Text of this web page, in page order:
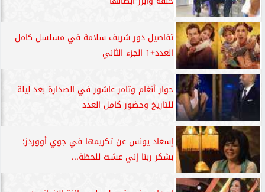
تفاصيل دور شريف سلامة في مسلسل كامل
العدد+1 الجزء الثاني
حوار أنغام وتامر عاشور في الصدارة بعد ليلة
للتاريخ وحضور كامل العدد
إسعاد يونس عن تكريمها في جوي أووردز:
بشكر ربنا إني عشت للحظة...